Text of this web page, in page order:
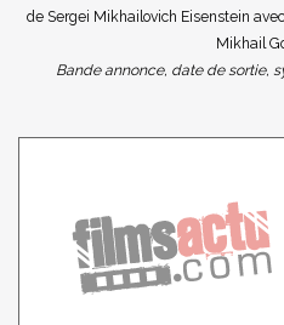
de Sergei Mikhailovich Eisenstein
Mikhail
Bande annonce, date de sortie,